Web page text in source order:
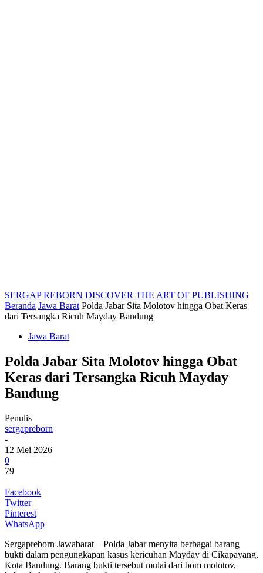
SERGAP REBORN DISCOVER THE ART OF PUBLISHING
Beranda Jawa Barat Polda Jabar Sita Molotov hingga Obat Keras
dari Tersangka Ricuh Mayday Bandung
Jawa Barat
Polda Jabar Sita Molotov hingga Obat
Keras dari Tersangka Ricuh Mayday
Bandung
Penulis
sergapreborn
-
12 Mei 2026
0
79
Facebook
Twitter
Pinterest
WhatsApp
‎Sergapreborn Jawabarat – Polda Jabar menyita berbagai barang
bukti dalam pengungkapan kasus kericuhan Mayday di Cikapayang,
Kota Bandung. Barang bukti tersebut mulai dari bom molotov,